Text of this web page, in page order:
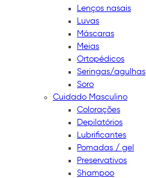
Lenços nasais
Luvas
Máscaras
Meias
Ortopédicos
Seringas/agulhas
Soro
Cuidado Masculino
Colorações
Depilatórios
Lubrificantes
Pomadas / gel
Preservativos
Shampoo